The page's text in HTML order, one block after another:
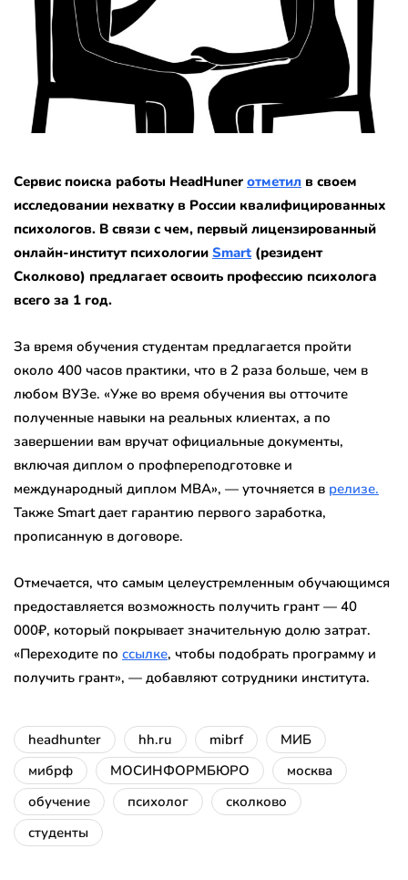
Сервис поиска работы HeadHuner отметил в своем
исследовании нехватку в России квалифицированных
психологов. В связи с чем, первый лицензированный
онлайн-институт психологии Smart (резидент
Сколково) предлагает освоить профессию психолога
всего за 1 год.
За время обучения студентам предлагается пройти
около 400 часов практики, что в 2 раза больше, чем в
любом ВУЗе. «Уже во время обучения вы отточите
полученные навыки на реальных клиентах, а по
завершении вам вручат официальные документы,
включая диплом о профпереподготовке и
международный диплом MBA», — уточняется в релизе.
Также Smart дает гарантию первого заработка,
прописанную в договоре.
Отмечается, что самым целеустремленным обучающимся
предоставляется возможность получить грант — 40
000₽, который покрывает значительную долю затрат.
«Переходите по ссылке, чтобы подобрать программу и
получить грант», — добавляют сотрудники института.
headhunter hh.ru mibrf
МИБ
мибрф
МОСИНФОРМБЮРО
москва
обучение
психолог
сколково
студенты